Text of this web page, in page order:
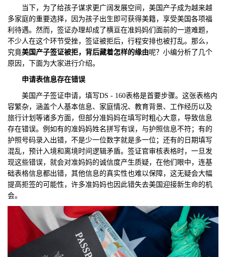
城
当下，为了给孩子谋求更广阔发展空间，美国产子成为越来越
多家庭的重要选择，因为孩子出生即可获得美籍，享受美国各项福
利待遇。然而，签证办理却成了横亘在准妈妈们面前的一道难题，
不少人在这个环节受挫，签证被拒后，行程安排也被打乱。那么，
究竟美国产子签证被拒，背后藏着怎样的缘由呢？小编分析了几个
原因，下面为大家进行介绍。
申请表信息存在错误
美国产子签证申请，填写DS - 160表格是首要步骤。这张表格内
容繁杂，涵盖个人基本信息、家庭情况、教育背景、工作经历以及
旅行计划等诸多方面，但部分准妈妈在填写时粗心大意，导致信息
存在错误。例如有的准妈妈姓名拼写有误，与护照信息不符；有的
护照号码录入出错，不是少一位数字就是多一位；还有的日期填写
混乱，预计入境和离境时间逻辑矛盾。签证官审核表格时，一旦发
现这些错误，就会对准妈妈的诚信度产生质疑，在他们眼中，连基
础表格信息都出错，其他信息的真实性也难以保障，这无疑会大幅
提高拒签的可能性，许多准妈妈也因此错失去美国迎接新生命的机
会。